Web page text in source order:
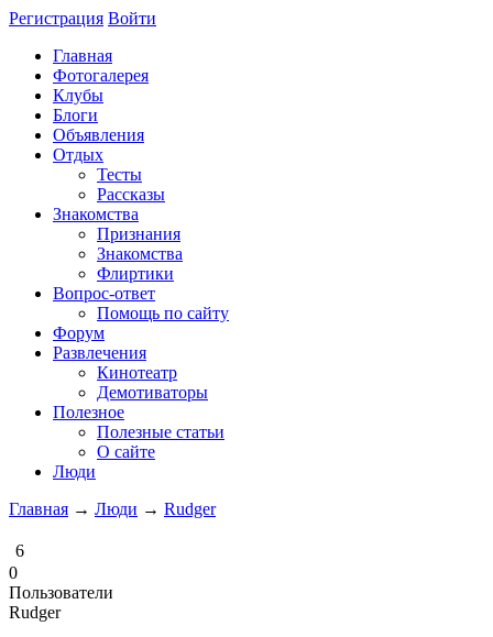
Регистрация Войти
Главная
Фотогалерея
Клубы
Блоги
Объявления
Отдых
Тесты
Рассказы
Знакомства
Признания
Знакомства
Флиртики
Вопрос-ответ
Помощь по сайту
Форум
Развлечения
Кинотеатр
Демотиваторы
Полезное
Полезные статьи
О сайте
Люди
Главная → Люди → Rudger
6
0
Пользователи
Rudger